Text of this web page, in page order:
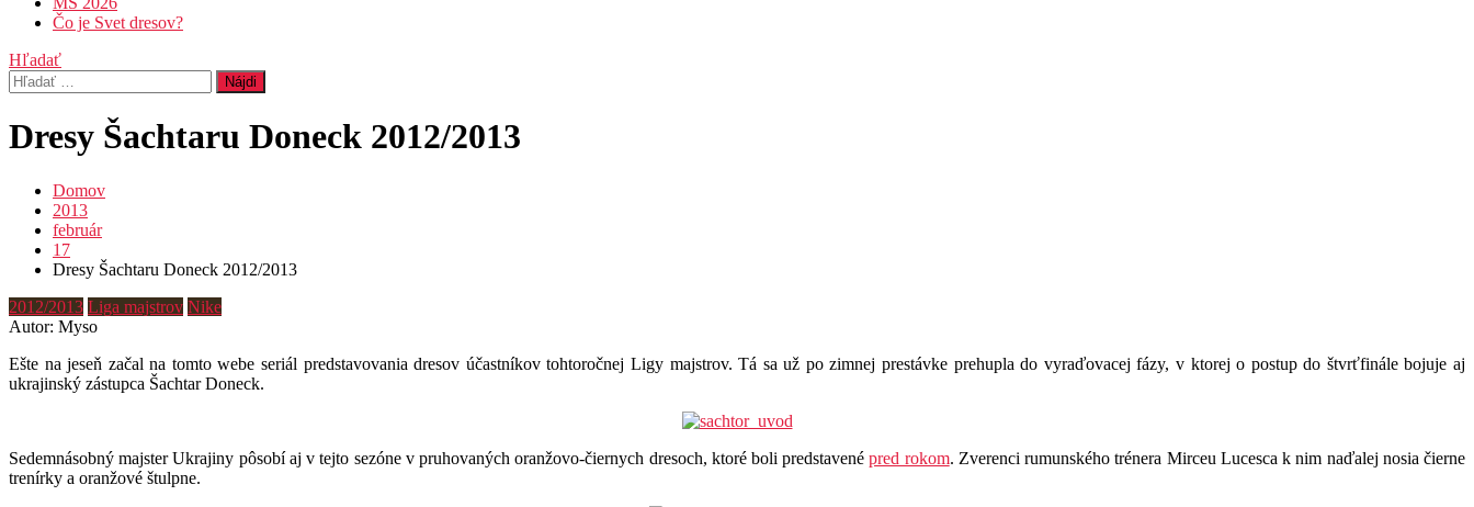
Čo je Svet dresov?
Hľadať
Hľadať:
Dresy Šachtaru Doneck 2012/2013
Domov
2013
február
17
Dresy Šachtaru Doneck 2012/2013
2012/2013 Liga majstrov Nike
Autor: Myso
Ešte na jeseň začal na tomto webe seriál predstavovania dresov účastníkov tohtoročnej Ligy majstrov. Tá sa už po zimnej prestávke prehupla do vyraďovacej fázy, v ktorej o postup do štvrťfinále bojuje aj
ukrajinský zástupca Šachtar Doneck.
Sedemnásobný majster Ukrajiny pôsobí aj v tejto sezóne v pruhovaných oranžovo-čiernych dresoch, ktoré boli predstavenépred rokom. Zverenci rumunského trénera Mirceu Lucesca k nim naďalej nosia čierne
trenírky a oranžové štulpne.